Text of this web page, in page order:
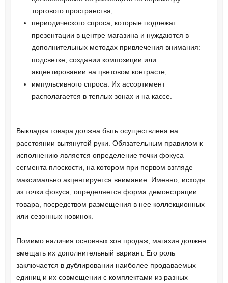
торгового пространства;
периодического спроса, которые подлежат
презентации в центре магазина и нуждаются в
дополнительных методах привлечения внимания:
подсветке, создании композиции или
акцентировании на цветовом контрасте;
импульсивного спроса. Их ассортимент
располагается в теплых зонах и на кассе.
Выкладка товара должна быть осуществлена на
расстоянии вытянутой руки. Обязательным правилом к
исполнению является определение точки фокуса –
сегмента плоскости, на котором при первом взгляде
максимально акцентируется внимание. Именно, исходя
из точки фокуса, определяется форма демонстрации
товара, посредством размещения в нее коллекционных
или сезонных новинок.
Помимо наличия основных зон продаж, магазин должен
вмещать их дополнительный вариант. Его роль
заключается в дублировании наиболее продаваемых
единиц и их совмещении с комплектами из разных